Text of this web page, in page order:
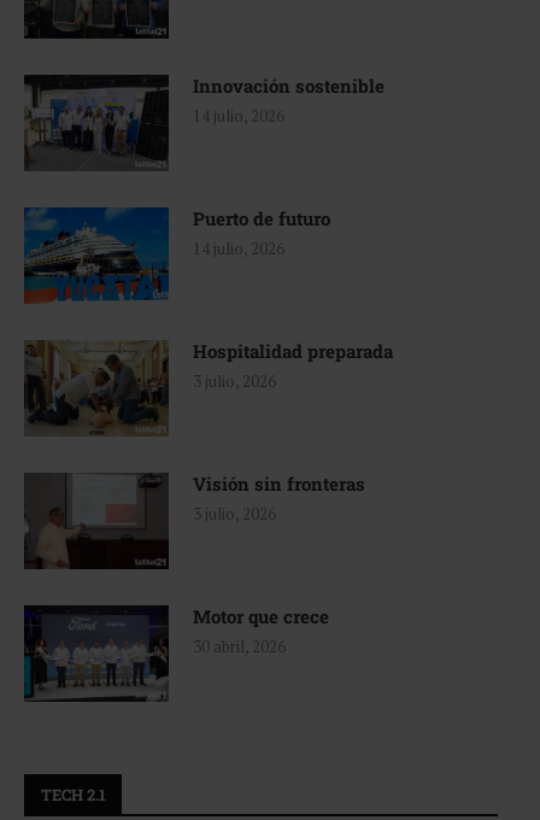
Innovación sostenible
14 julio, 2026
Puerto de futuro
14 julio, 2026
Hospitalidad preparada
3 julio, 2026
Visión sin fronteras
3 julio, 2026
Motor que crece
30 abril, 2026
TECH 2.1